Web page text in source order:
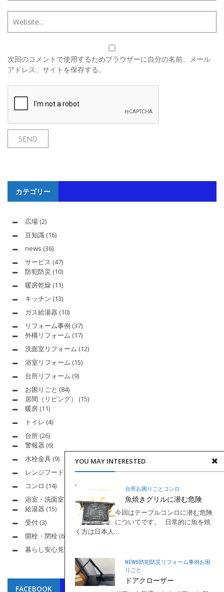
次回のコメントで使用するためブラウザーに自分の名前、メール
アドレス、サイトを保存する。
YOU MAY INTERESTED
台所お困りごと コンロ
魚焼きグリルに潜む危険
今回はテーブルコンロに潜む危険
についてです。 日常的に魚を焼
く方は日本人…
NEWS防犯防災 リフォーム事例お困
りごと
ドアクローザー
カテゴリー
広場 (2)
豆知識 (16)
news (36)
サービス (47)
防犯防災 (10)
暖房乾燥 (11)
キッチン (13)
ガス給湯器 (10)
リフォーム事例 (37)
外構リフォーム (17)
洗面室リフォーム (12)
浴室リフォーム (15)
台所リフォーム (9)
お困りごと (84)
居間（リビング）
(15)
暖房 (11)
トイレ (4)
台所 (26)
警報器 (6)
水栓金具 (9)
レンジフード
コンロ (14)
浴室・洗面室 (24)
給湯器 (15)
受付 (3)
開栓・閉栓 (6)
暮らし安心見守りch.
FACEBOOK